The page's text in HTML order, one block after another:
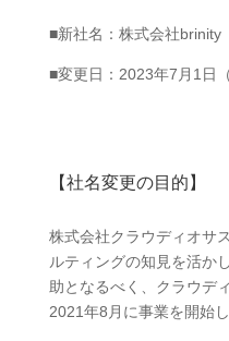
■新社名：株式会社brinity
■変更日： 2023年7 月 1 日
【社名変更の目的】
株式会社クラウディオサ
ルティングの知見を活か
助となるべく、クラウデ
2021年8 月に事業を開始